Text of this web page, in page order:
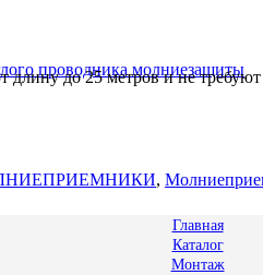
проводника молниезащиты
Главная
Каталог
Монтаж
до 25 метров и не требуют
,